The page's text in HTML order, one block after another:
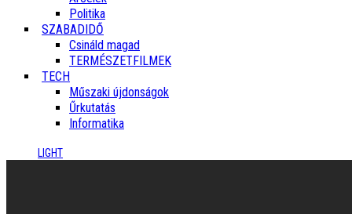
Politika
SZABADIDŐ
Csináld magad
TERMÉSZETFILMEK
TECH
Műszaki újdonságok
Űrkutatás
Informatika
LIGHT